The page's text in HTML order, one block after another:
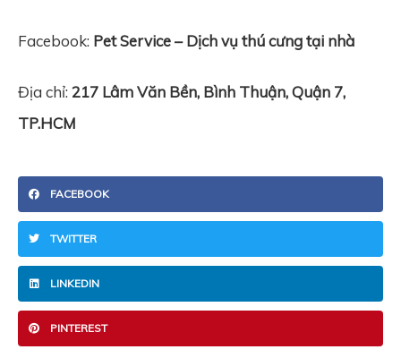
Facebook: Pet Service – Dịch vụ thú cưng tại nhà
Địa chỉ: 217 Lâm Văn Bền, Bình Thuận, Quận 7,
TP.HCM
FACEBOOK
TWITTER
LINKEDIN
PINTEREST